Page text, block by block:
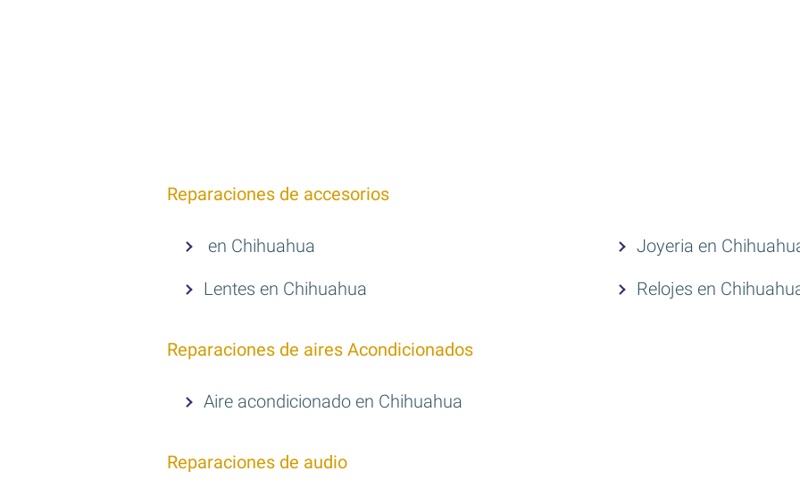
Reparaciones de accesorios
en Chihuahua
Joyeria en
Lentes en Chihuahua
Relojes en
Reparaciones de aires Acondicionados
Aire acondicionado en Chihuahua
Reparaciones de audio